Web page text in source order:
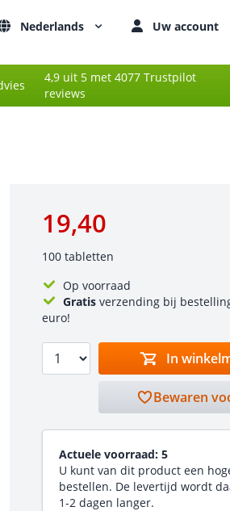
Nederlands Uw account
4,9 uit 5 met 4077 Trustpilot
reviews
19,40
100 tabletten
Op voorraad
Gratis verzending bij
euro!
In
Bewaren
Actuele voorraad: 5
U kunt van dit product een
bestellen. De levertijd wordt
1-2 dagen langer.